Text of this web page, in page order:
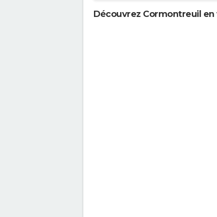
Découvrez Cormontreuil en